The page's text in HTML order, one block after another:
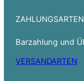
ZAHLUNGSARTEN
Barzahlung und
VERSANDARTEN